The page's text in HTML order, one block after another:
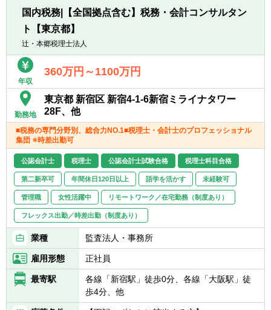
■広範囲な取扱業務
一般企業をはじめ、医療法人、公益法人、社
と幅広いお客様に対して、税務・会計サービ
スを提供しています。
国内税務|【全国拠点含む】税務・会計コンサルタン
ト【東京都】
辻・本郷税理士法人
年収
360万円～1100万円
勤務地
東京都 新宿区 新宿4-1-6新宿ミライナタワー
28F、他
■税務の専門分野別、総合力NO.1■税理士・会計士のプロフェッショナル
集団 ※時差出勤可
公認会計士 税理士 公認会計士試験合格 税理士科目合格
第二新卒可 年間休日120日以上 語学を活かす 未経験可
管理職 女性活躍中 リモートワーク／在宅勤務（制度あり）
フレックス出勤／時差出勤（制度あり）
業種 監査法人・事務所
雇用形態 正社員
最寄駅
各線「新宿駅」徒歩0分、各線「大阪駅」徒
歩4分、他